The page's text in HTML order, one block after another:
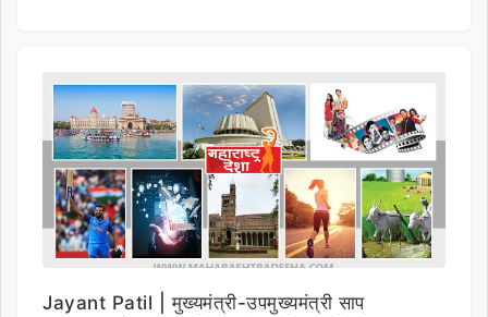
Jayant Patil | मुख्यमंत्री-उपमुख्यमंत्री साप